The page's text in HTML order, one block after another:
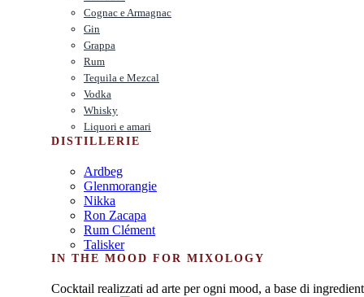
Cognac e Armagnac
Gin
Grappa
Rum
Tequila e Mezcal
Vodka
Whisky
Liquori e amari
DISTILLERIE
Ardbeg
Glenmorangie
Nikka
Ron Zacapa
Rum Clément
Talisker
IN THE MOOD FOR MIXOLOGY
Cocktail realizzati ad arte per ogni mood, a base di